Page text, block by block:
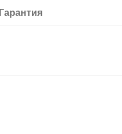
Гарантия